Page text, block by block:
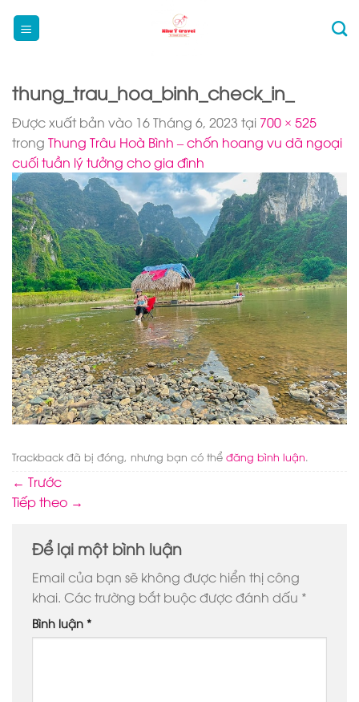
qua
thung_trau_hoa_binh_check_in_
Được xuất bản vào 16 Tháng 6, 2023 tại 700 × 525
trong Thung Trâu Hoà Bình – chốn hoang vu dã ngoại
cuối tuần lý tưởng cho gia đình
Trackback đã bị đóng, nhưng bạn có thể đăng bình luận.
← Trước
Tiếp theo →
Để lại một bình luận
Email của bạn sẽ không được hiển thị công
khai. Các trường bắt buộc được đánh dấu *
Bình luận *